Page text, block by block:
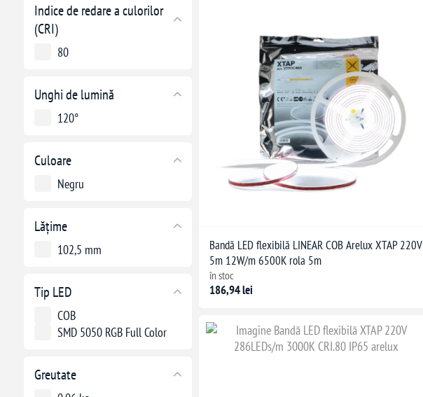
Indice de redare a culorilor
(CRI)
80
Unghi de lumină
120°
Culoare
Negru
Lățime
102,5 mm
Tip LED
COB
SMD 5050 RGB Full Color
Greutate
Bandă LED flexibilă LINEAR COB Arelux XTAP 220V
5m 12W/m 6500K rola 5m
în stoc
186,94 lei